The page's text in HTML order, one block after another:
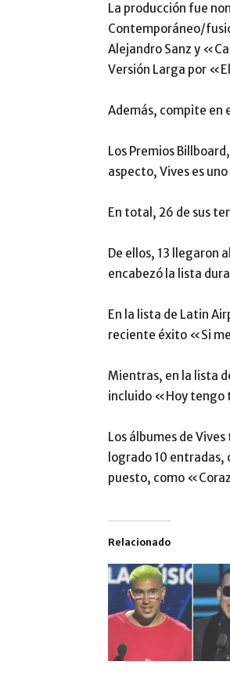
La producción fue
Contemporáneo/
Alejandro Sanz y
Versión Larga por
Además, compite en
Los Premios
aspecto, Vives es
En total, 26 de sus
De ellos, 13 llegaron
encabezó la lista
En la lista de Latin
reciente éxito «Si
Mientras, en la lista
incluido «Hoy tengo
Los álbumes de
logrado 10
puesto, como
Relacionado